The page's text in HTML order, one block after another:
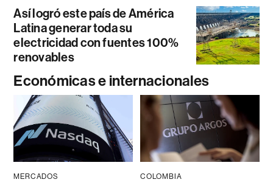
Así logró este país de América
Latina generar toda su
electricidad con fuentes 100%
renovables
Económicas e internacionales
MERCADOS COLOMBIA